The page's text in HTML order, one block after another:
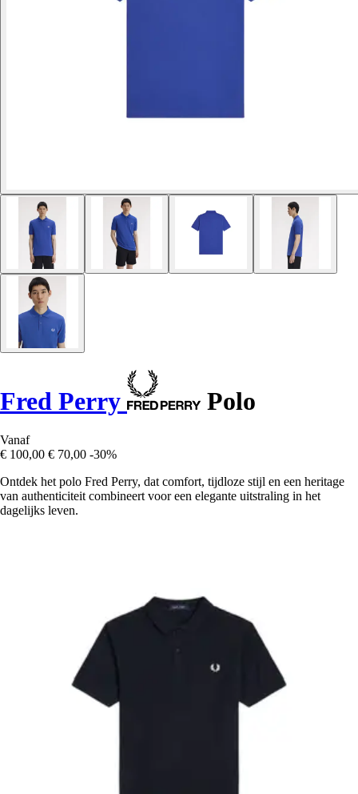
Fred Perry Polo
Vanaf
€ 100,00 € 70,00 -30%
Ontdek het polo Fred Perry, dat comfort, tijdloze stijl en een heritage
van authenticiteit combineert voor een elegante uitstraling in het
dagelijks leven.